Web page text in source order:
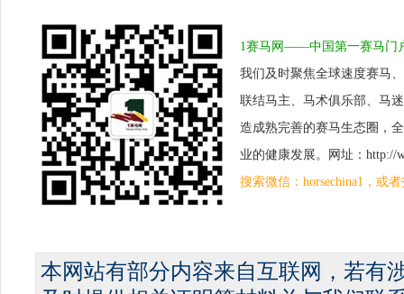
1赛马网——中国第一赛马门
我们及时聚焦全球速度赛马
联结马主、马术俱乐部、马
造成熟完善的赛马生态圈，
业的健康发展。网址：http://
搜索微信：horsechina1，或
本网站有部分内容来自互联网，若有